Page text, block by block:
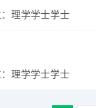
理学学士学士
理学学士学士